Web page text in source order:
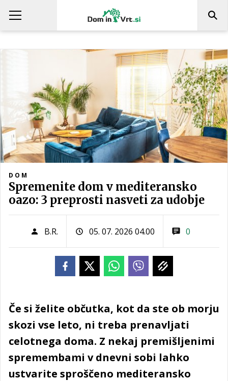
DOM
Spremenite dom v mediteransko
oazo: 3 preprosti nasveti za udobje
B.R. 05. 07. 2026 04.00 0
Če si želite občutka, kot da ste ob morju
skozi vse leto, ni treba prenavljati
celotnega doma. Z nekaj premišljenimi
spremembami v dnevni sobi lahko
ustvarite sproščeno mediteransko